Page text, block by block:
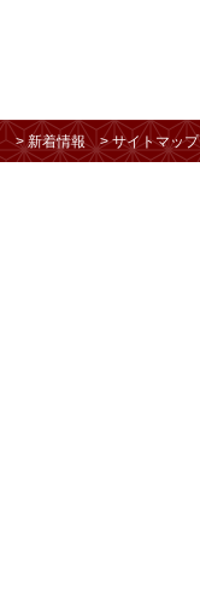
> 新着情報 > サイトマップ